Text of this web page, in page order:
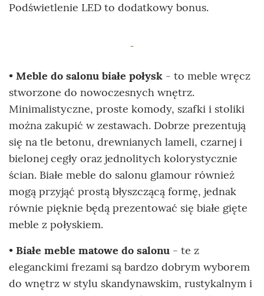
Podświetlenie LED to dodatkowy bonus.
• Meble do salonu białe połysk - to meble wręcz
stworzone do nowoczesnych wnętrz.
Minimalistyczne, proste komody, szafki i stoliki
można zakupić w zestawach. Dobrze prezentują
się na tle betonu, drewnianych lameli, czarnej i
bielonej cegły oraz jednolitych kolorystycznie
ścian. Białe meble do salonu glamour również
mogą przyjąć prostą błyszczącą formę, jednak
równie pięknie będą prezentować się białe gięte
meble z połyskiem.
• Białe meble matowe do salonu - te z
eleganckimi frezami są bardzo dobrym wyborem
do wnętrz w stylu skandynawskim, rustykalnym i